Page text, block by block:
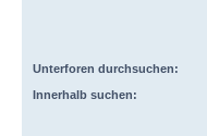
Unterforen durchsuchen:
Innerhalb suchen: